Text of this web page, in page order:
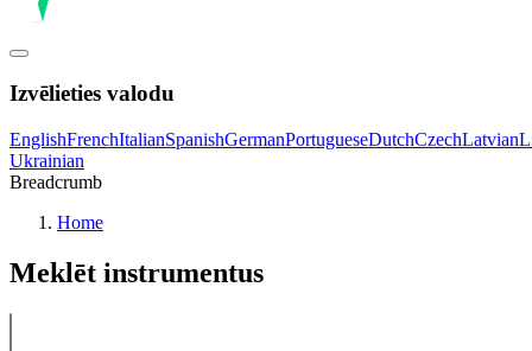
Izvēlieties valodu
EnglishFrenchItalianSpanishGermanPortugueseDutchCzechLatvian
Ukrainian
Breadcrumb
Home
Meklēt instrumentus